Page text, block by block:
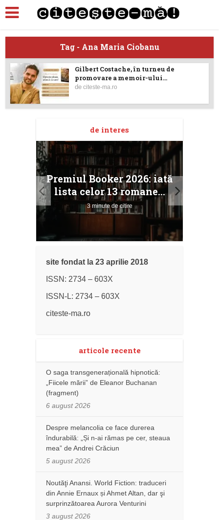
Tag - Ana Maria Ciobanu
Gilbert Costache, în turneu de
promovare a memoir-ului...
deciteste-ma.ro
de interes
Premiul Booker 2026: iată
lista celor 13 romane...
3 minute de citire
site fondat la 23 aprilie 2018
ISSN: 2734 – 603X
ISSN-L: 2734 – 603X
citeste-ma.ro
articole recente
O saga transgenerațională hipnotică:
„Fiicele mării” de Eleanor Buchanan
(fragment)
6 august 2026
Despre melancolia ce face durerea
îndurabilă: „Și n-ai rămas pe cer, steaua
mea” de Andrei Crăciun
5 august 2026
Noutăţi Anansi. World Fiction: traduceri
din Annie Ernaux și Ahmet Altan, dar şi
surprinzătoarea Aurora Venturini
3 august 2026